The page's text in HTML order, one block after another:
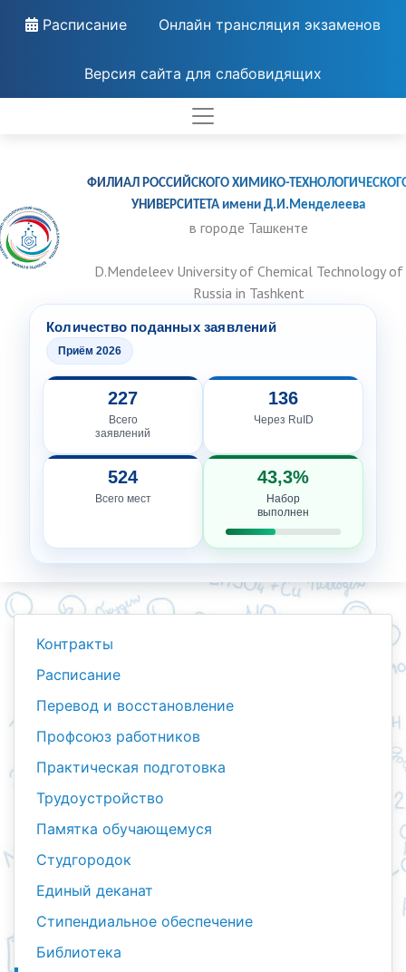
Расписание Онлайн трансляция экзаменов
Версия сайта для слабовидящих
ФИЛИАЛ РОССИЙСКОГО ХИМИКО-
УНИВЕРСИТЕТА имени Д.И.Менделеева
в городе Ташкенте
D.Mendeleev University of Chemical Technology of
Russia in Tashkent
Количество поданных заявлений
Приём 2026
227
Всего
заявлений
136
Через RuID
524
Всего мест
43,3%
Набор
выполнен
Контракты
Расписание
Перевод и восстановление
Профсоюз работников
Практическая подготовка
Трудоустройство
Памятка обучающемуся
Студгородок
Единый деканат
Стипендиальное обеспечение
Библиотека